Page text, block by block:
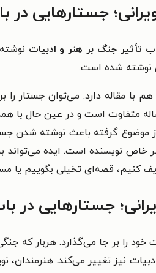
جستارهایی در
تأثیر جنگ بر هنر و ادبیات نوشته
نوشته شده است.
هم با مقاله دارد. می‌توان جستار
متفاوت است و در عین حال با
موضوع گرفته باعث نوشته ‌شدن
نویسنده است. ایده می‌تواند
کنیم، قصه‌ای تخیلی بگوییم یا
جستارهایی در
را بر جا می‌گذارد. هربار که
نیز تغییر می‌کند. هنرمندان،